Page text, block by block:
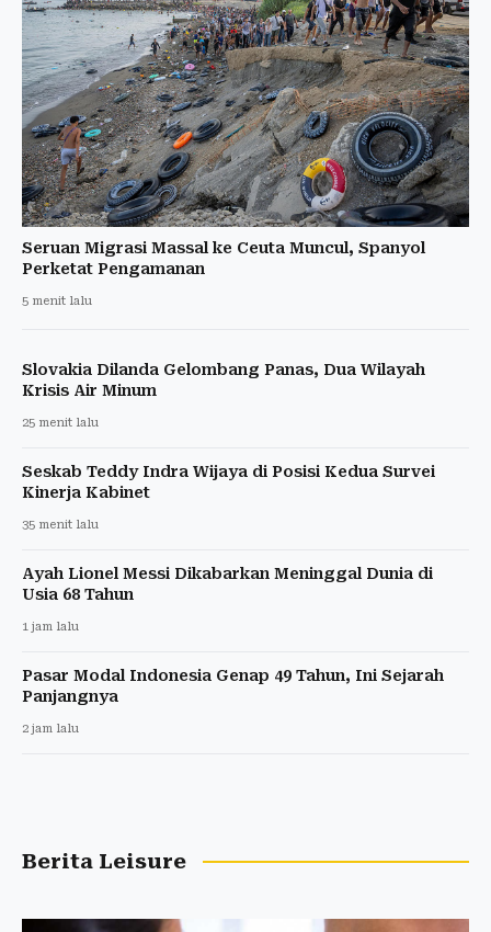
Seruan Migrasi Massal ke Ceuta Muncul, Spanyol
Perketat Pengamanan
5 menit lalu
Slovakia Dilanda Gelombang Panas, Dua Wilayah
Krisis Air Minum
25 menit lalu
Seskab Teddy Indra Wijaya di Posisi Kedua Survei
Kinerja Kabinet
35 menit lalu
Ayah Lionel Messi Dikabarkan Meninggal Dunia di
Usia 68 Tahun
1 jam lalu
Pasar Modal Indonesia Genap 49 Tahun, Ini Sejarah
Panjangnya
2 jam lalu
Berita Leisure